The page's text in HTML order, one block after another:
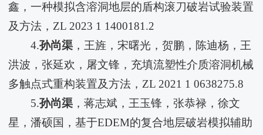
鑫，一种模拟含溶洞地层的盾构滚刀破岩试验装置
及方法，ZL 2023 1 1400181.2
4.孙尚渠，王旌，宋曙光，贺鹏，陈迪杨，王
洪波，张延欢，屠文锋，充填流塑性介质溶洞机械
多触点式重构装置及方法，ZL 2021 1 0638275.8
5.孙尚渠，蒋志斌，王玉锋，张恭禄，徐文
星，潘硕国，基于EDEM的复合地层破岩模拟辅助